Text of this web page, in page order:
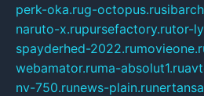
perk-oka.rug-octopus.ru
naruto-x.rupursefactory.rutor-
spayderhed-2022.ru
webamator.ruma-absolut1.ru
nv-750.runews-plain.ru